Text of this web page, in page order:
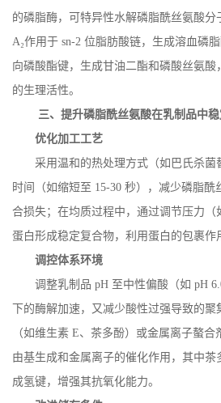
的磷脂酶，可特异性水解磷脂酰丝氨酸
A₂作用于 sn-2 位脂肪酸链，生成溶血磷
向磷酸酯键，生成甘油二酯和磷酸丝氨酸
的生理活性。
三、提升磷脂酰丝氨酸在乳制品中
优化加工工艺
采用温和的热处理方式（如巴氏杀菌
时间（如缩短至 15-30 秒），减少磷脂酰
合损失；在均质过程中，通过调节压力（
蛋白形成稳定复合物，利用蛋白的包裹作
调控体系环境
调整乳制品 pH 至中性偏酸（如 pH
下的酶解加速，又减少酸性过强导致的聚
（如维生素 E、茶多酚）或金属离子螯合
由基生成和金属离子的催化作用，其中
成氢键，增强其抗氧化能力。